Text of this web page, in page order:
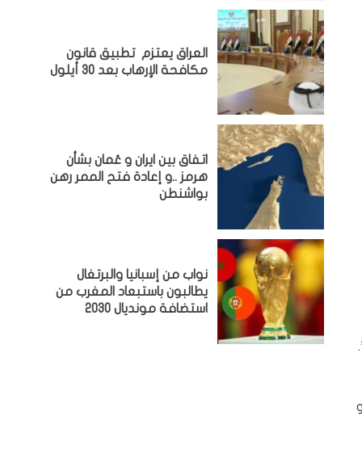
العراق يعتزم تطبيق قانون
مكافحة الإرهاب بعد 30 أيلول
اتفاق بين ايران و عُمان بشأن
هرمز ..و إعادة فتح الممر رهن
بواشنطن
نواب من إسبانيا والبرتغال
يطالبون باستبعاد المغرب من
استضافة مونديال 2030